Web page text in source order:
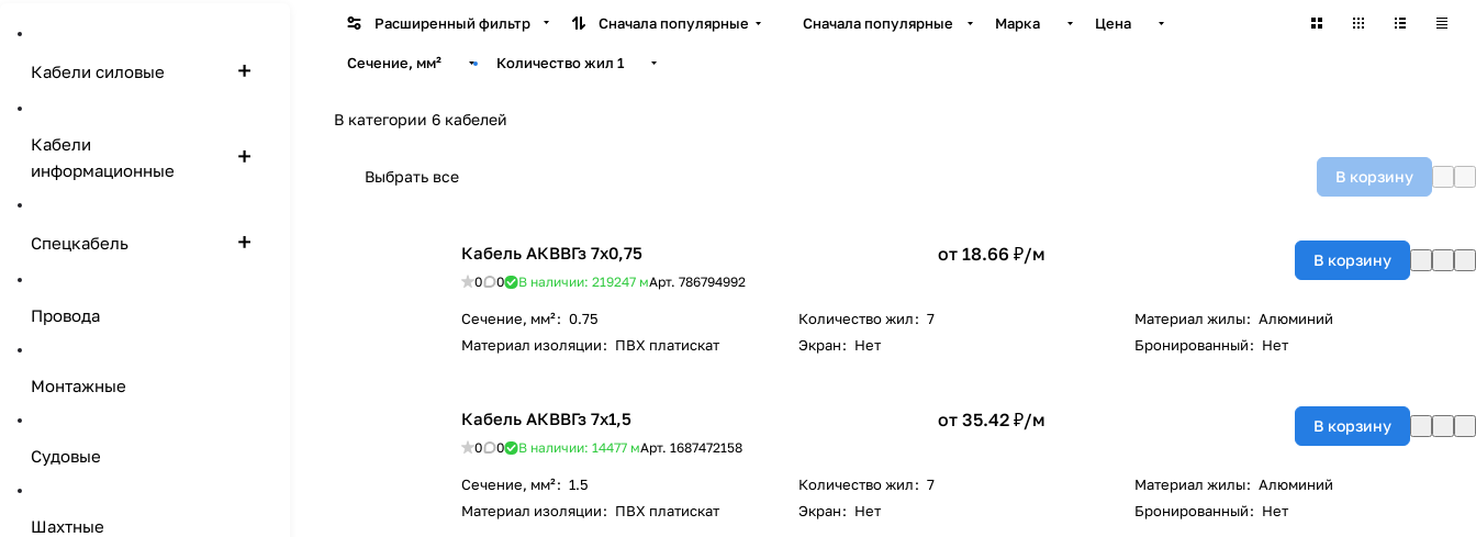
Расширенный фильтр Сначала популярные Сначала популярные Марка Цена
Сечение, мм² Количество жил 1
В категории 6 кабелей
Выбрать все В корзину
Кабель АКВВГз 7х0,75
0 0 В наличии: 219247 мАрт. 786794992
от 18.66 ₽/м В корзину
Сечение, мм²: 0.75 Количество жил: 7 Материал жилы: Алюминий
Материал изоляции: ПВХ платискат Экран: Нет Бронированный: Нет
Кабель АКВВГз 7х1,5
0 0 В наличии: 14477 мАрт. 1687472158
от 35.42 ₽/м В корзину
Сечение, мм²: 1.5 Количество жил: 7 Материал жилы: Алюминий
Материал изоляции: ПВХ платискат Экран: Нет Бронированный: Нет
Кабели силовые
Кабели
информационные
Спецкабель
Провода
Монтажные
Судовые
Шахтные